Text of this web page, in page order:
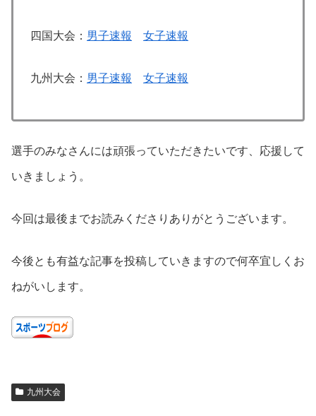
四国大会： 男子速報 女子速報
九州大会： 男子速報 女子速報
選手のみなさんには頑張っていただきたいです、応援して
いきましょう。
今回は最後までお読みくださりありがとうございます。
今後とも有益な記事を投稿していきますので何卒宜しくお
ねがいします。
九州大会